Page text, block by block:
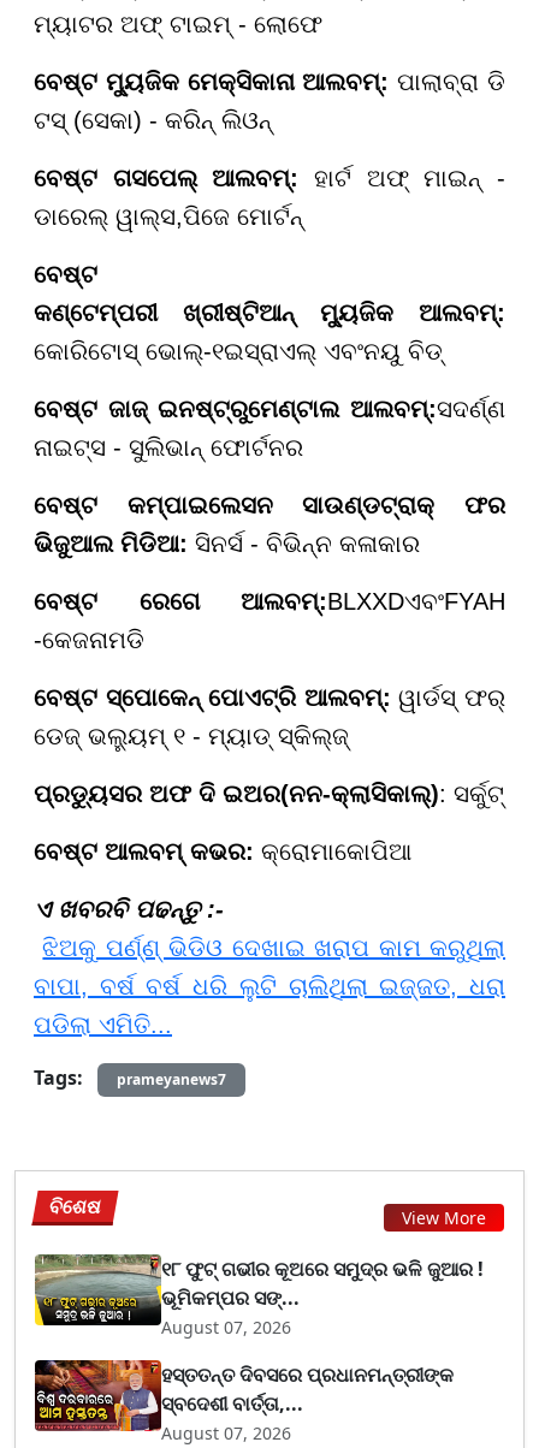
ମ୍ୟାଟର ଅଫ୍ ଟାଇମ୍ - ଲୋଫେ
ବେଷ୍ଟ ମ୍ୟୁଜିକ ମେକ୍ସିକାନା ଆଲବମ୍: ପାଲାବ୍ରା ଡି
ଟସ୍ (ସେକା) - କରିନ୍ ଲିଓନ୍
ବେଷ୍ଟ ଗସପେଲ୍ ଆଲବମ୍:ହାର୍ଟ ଅଫ୍ ମାଇନ୍ -
ଡାରେଲ୍ ୱାଲ୍ସ,ପିଜେ ମୋର୍ଟନ୍
ବେଷ୍ଟ
କଣ୍ଟେମ୍ପରୀ ଖ୍ରୀଷ୍ଟିଆନ୍ ମ୍ୟୁଜିକ ଆଲବମ୍:
କୋରିଟୋସ୍ ଭୋଲ୍-୧ଇସ୍ରାଏଲ୍ ଏବଂନୟୁ ବିଡ୍
ବେଷ୍ଟ ଜାଜ୍ଇନଷ୍ଟ୍ରୁମେଣ୍ଟାଲଆଲବମ୍:ସଦର୍ଣ୍ଣ
ନାଇଟ୍ସ - ସୁଲିଭାନ୍ ଫୋର୍ଟନର
ବେଷ୍ଟ କମ୍ପାଇଲେସନସାଉଣ୍ଡଟ୍ରାକ୍ଫର
ଭିଜୁଆଲ ମିଡିଆ: ସିନର୍ସ - ବିଭିନ୍ନ କଳାକାର
ବେଷ୍ଟ ରେଗେ ଆଲବମ୍:BLXXDଏବଂFYAH
-କେଜନାମଡି
ବେଷ୍ଟ ସ୍ପୋକେନ୍ପୋଏଟ୍ରି ଆଲବମ୍:ୱାର୍ଡସ୍ ଫର୍
ଡେଜ୍ ଭଲ୍ୟୁମ୍ ୧ - ମ୍ୟାଡ୍ ସ୍କିଲ୍ଜ୍
ପ୍ରଡ୍ୟୁସର ଅଫ ଦି ଇଅର(ନନ-କ୍ଲାସିକାଲ୍): ସର୍କୁଟ୍
ବେଷ୍ଟ ଆଲବମ୍ କଭର: କ୍ରୋମାକୋପିଆ
ଏ ଖବରବି ପଢନ୍ତୁ :-
ଝିଅକୁ ପର୍ଣ୍ଣ୍ ଭିଡିଓ ଦେଖାଇ ଖରାପ କାମ କରୁଥିଲା
ବାପା, ବର୍ଷ ବର୍ଷ ଧରି ଲୁଟି ଚାଲିଥିଲା ଇଜ୍ଜତ, ଧରା
ପଡିଲା ଏମିତି...
Tags:
prameyanews7
ବିଶେଷ View More
୧୮ ଫୁଟ୍ ଗଭୀର କୂଅରେ ସମୁଦ୍ର ଭଳି ଜୁଆର !
ଭୂମିକମ୍ପର ସଙ୍...
August 07, 2026
ହସ୍ତତନ୍ତ ଦିବସରେ ପ୍ରଧାନମନ୍ତ୍ରୀଙ୍କ
ସ୍ବଦେଶୀ ବାର୍ତ୍ତା,...
August 07, 2026